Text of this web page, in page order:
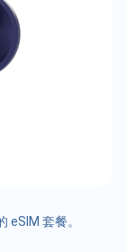
eSIM 套餐。